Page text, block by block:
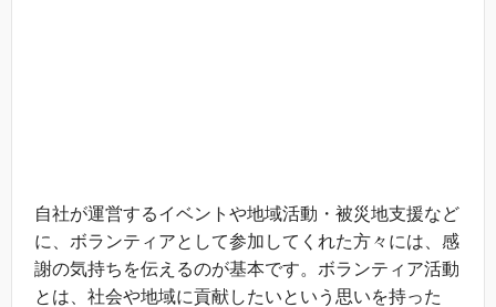
自社が運営するイベントや地域活動・被災地支援など
に、ボランティアとして参加してくれた方々には、感
謝の気持ちを伝えるのが基本です。ボランティア活動
とは、社会や地域に貢献したいという思いを持った